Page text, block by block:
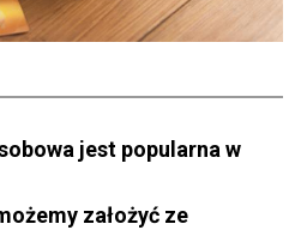
jest popularna w
założyć ze